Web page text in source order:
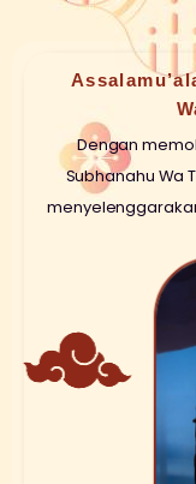
Dengan
Subhanahu Wa